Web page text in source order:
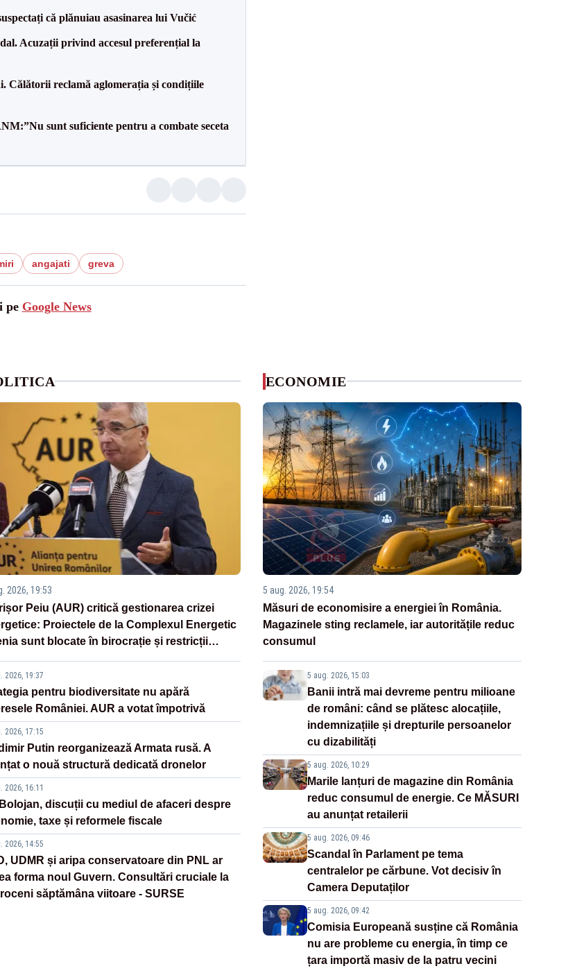
că plănuiau asasinarea lui Vučić
Acuzații privind accesul preferențial la
Călătorii reclamă aglomerația și condițiile
sunt suficiente pentru a combate seceta
angajati greva
pe Google News
2026, 19:53
Peiu (AUR) critică gestionarea crizei
Proiectele de la Complexul Energetic
sunt blocate în birocrație și restricții
2026, 19:37
pentru biodiversitate nu apără
României. AUR a votat împotrivă
2026, 17:15
Putin reorganizează Armata rusă. A
o nouă structură dedicată dronelor
2026, 16:11
Bolojan, discuții cu mediul de afaceri despre
taxe și reformele fiscale
2026, 14:55
UDMR și aripa conservatoare din PNL ar
forma noul Guvern. Consultări cruciale la
săptămâna viitoare - SURSE
ECONOMIE
5 aug. 2026, 19:54
Măsuri de economisire a energiei în România.
Magazinele sting reclamele, iar autoritățile reduc
consumul
5 aug. 2026, 15:03
Banii intră mai devreme pentru milioane
de români: când se plătesc alocațiile,
indemnizațiile și drepturile persoanelor
cu dizabilități
5 aug. 2026, 10:29
Marile lanțuri de magazine din România
reduc consumul de energie. Ce MĂSURI
au anunțat retailerii
5 aug. 2026, 09:46
Scandal în Parlament pe tema
centralelor pe cărbune. Vot decisiv în
Camera Deputaților
5 aug. 2026, 09:42
Comisia Europeană susține că România
nu are probleme cu energia, în timp ce
țara importă masiv de la patru vecini